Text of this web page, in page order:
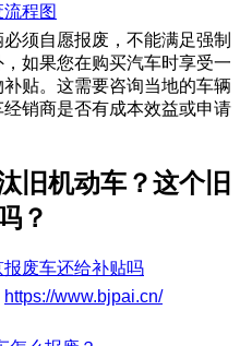
程图
须自愿报废，不能满足强制
如果您在购买汽车时享受一
贴。这需要咨询当地的车辆
销商是否有成本效益或申请
旧机动车？这个旧
？
报废车还给补贴吗
https://www.bjpai.cn/